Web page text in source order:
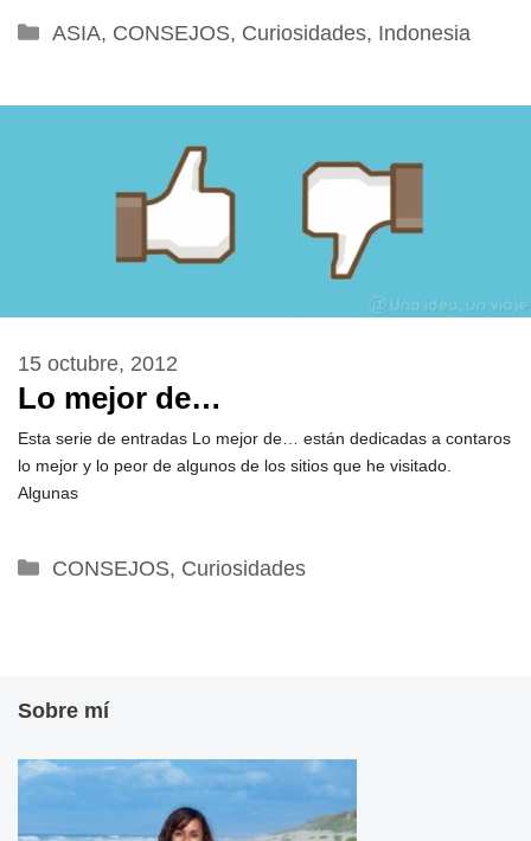
Categorías
ASIA, CONSEJOS, Curiosidades, Indonesia
Lo mejor de…
15 octubre, 2012
Esta serie de entradas Lo mejor de… están dedicadas a contaros
lo mejor y lo peor de algunos de los sitios que he visitado.
Algunas
Categorías
CONSEJOS, Curiosidades
Sobre mí